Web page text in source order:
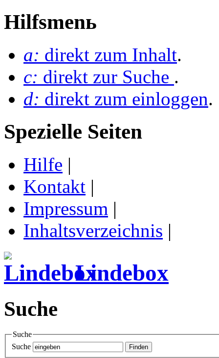
Hilfsmenь
a: direkt zum Inhalt.
c: direkt zur Suche .
d: direkt zum einloggen.
Spezielle Seiten
Hilfe |
Kontakt |
Impressum |
Inhaltsverzeichnis |
Lindebox
Suche
Suche
Suche